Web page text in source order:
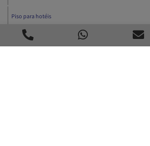
Piso para hotéis
Piso para padarias